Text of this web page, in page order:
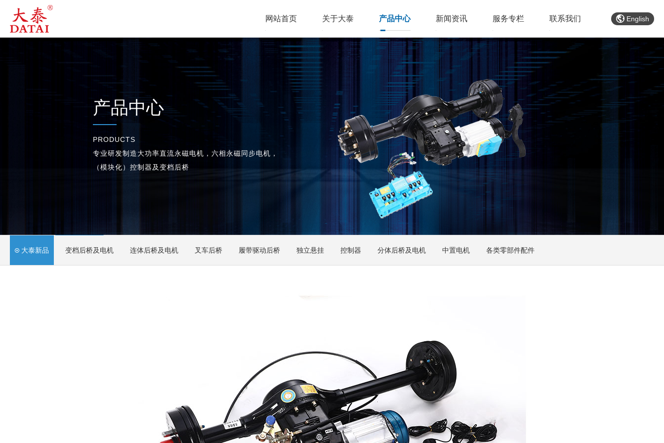
网站首页 关于大泰 产品中心 新闻资讯 服务专栏 联系我们 English
产品中心
PRODUCTS
专业研发制造大功率直流永磁电机，六相永磁同步电机，
（模块化）控制器及变档后桥
大泰新品 变档后桥及电机 连体后桥及电机 叉车后桥 履带驱动后桥 独立悬挂 控制器 分体后桥及电机 中置电机 各类零部件配件